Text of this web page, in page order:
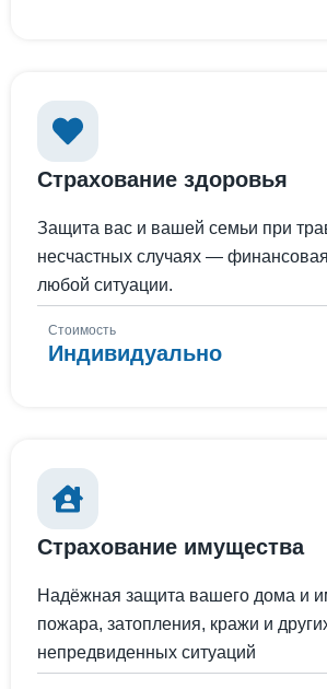
Страхование здоровья
Защита вас и вашей семьи при
несчастных случаях —
любой ситуации.
Стоимость
Индивидуально
Страхование имущества
Надёжная защита вашего дома и
пожара, затопления, кражи и
непредвиденных ситуаций